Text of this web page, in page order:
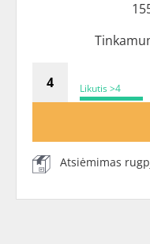
Likutis >4
Atsiėmimas